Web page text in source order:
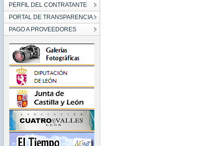
PERFIL DEL CONTRATANTE
PORTAL DE TRANSPARENCIA
PAGO A PROVEEDORES